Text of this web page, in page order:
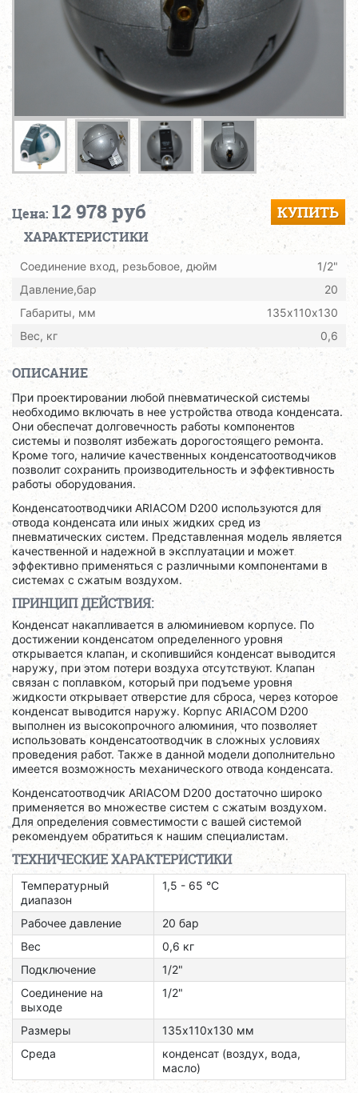
Цена: 12 978 руб КУПИТЬ
ХАРАКТЕРИСТИКИ
Соединение вход, резьбовое, дюйм
1/2"
Давление,бар
20
Габариты, мм
135х110х130
Вес, кг
0,6
ОПИСАНИЕ
При проектировании любой пневматической системы
необходимо включать в нее устройства отвода конденсата.
Они обеспечат долговечность работы компонентов
системы и позволят избежать дорогостоящего ремонта.
Кроме того, наличие качественных конденсатоотводчиков
позволит сохранить производительность и эффективность
работы оборудования.
Конденсатоотводчики ARIACOM D200 используются для
отвода конденсата или иных жидких сред из
пневматических систем. Представленная модель является
качественной и надежной в эксплуатации и может
эффективно применяться с различными компонентами в
системах c сжатым воздухом.
ПРИНЦИП ДЕЙСТВИЯ:
Конденсат накапливается в алюминиевом корпусе. По
достижении конденсатом определенного уровня
открывается клапан, и скопившийся конденсат выводится
наружу, при этом потери воздуха отсутствуют. Клапан
связан с поплавком, который при подъеме уровня
жидкости открывает отверстие для сброса, через которое
конденсат выводится наружу. Корпус ARIACOM D200
выполнен из высокопрочного алюминия, что позволяет
использовать конденсатоотводчик в сложных условиях
проведения работ. Также в данной модели дополнительно
имеется возможность механического отвода конденсата.
Конденсатоотводчик ARIACOM D200 достаточно широко
применяется во множестве систем с сжатым воздухом.
Для определения совместимости с вашей системой
рекомендуем обратиться к нашим специалистам.
ТЕХНИЧЕСКИЕ ХАРАКТЕРИСТИКИ
Температурный
диапазон
1,5 - 65 °С
Рабочее давление
20 бар
Вес
0,6 кг
Подключение
1/2"
Соединение на
выходе
1/2"
Размеры
135х110х130 мм
Среда
конденсат (воздух, вода,
масло)